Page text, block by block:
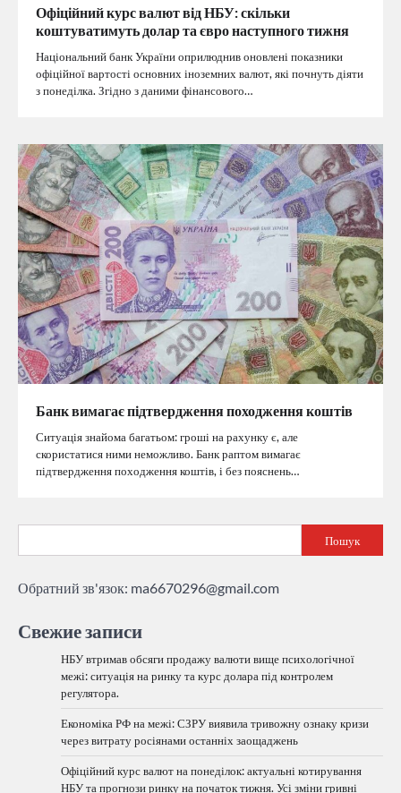
Офіційний курс валют від НБУ: скільки
коштуватимуть долар та євро наступного тижня
Національний банк України оприлюднив оновлені показники
офіційної вартості основних іноземних валют, які почнуть діяти
з понеділка. Згідно з даними фінансового…
Банк вимагає підтвердження походження коштів
Ситуація знайома багатьом: гроші на рахунку є, але
скористатися ними неможливо. Банк раптом вимагає
підтвердження походження коштів, і без пояснень…
Пошук
Обратний зв'язок: ma6670296@gmail.com
Свежие записи
НБУ втримав обсяги продажу валюти вище психологічної
межі: ситуація на ринку та курс долара під контролем
регулятора.
Економіка РФ на межі: СЗРУ виявила тривожну ознаку кризи
через витрату росіянами останніх заощаджень
Офіційний курс валют на понеділок: актуальні котирування
НБУ та прогнози ринку на початок тижня. Усі зміни гривні